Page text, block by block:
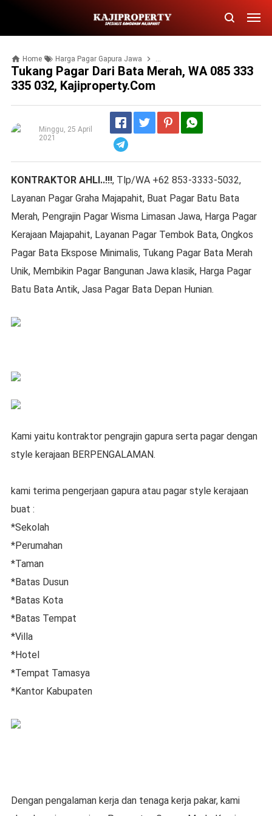
Home Harga Pagar Gapura Jawa Jual Pagar Bata Depan Rumah
Tukang Pagar Dari Bata Merah, WA 085 333
335 032, Kajiproperty.com
Minggu, 25 April
2021
KONTRAKTOR AHLI..!!!, Tlp/WA +62 853-3333-5032,
Layanan Pagar Graha Majapahit, Buat Pagar Batu Bata
Merah, Pengrajin Pagar Wisma Limasan Jawa, Harga Pagar
Kerajaan Majapahit, Layanan Pagar Tembok Bata, Ongkos
Pagar Bata Ekspose Minimalis, Tukang Pagar Bata Merah
Unik, Membikin Pagar Bangunan Jawa klasik, Harga Pagar
Batu Bata Antik, Jasa Pagar Bata Depan Hunian.
Kami yaitu kontraktor pengrajin gapura serta pagar dengan
style kerajaan BERPENGALAMAN.
kami terima pengerjaan gapura atau pagar style kerajaan
buat :
*Sekolah
*Perumahan
*Taman
*Batas Dusun
*Batas Kota
*Batas Tempat
*Villa
*Hotel
*Tempat Tamasya
*Kantor Kabupaten
Dengan pengalaman kerja dan tenaga kerja pakar, kami